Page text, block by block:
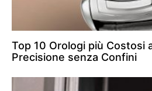
Top 10 Orologi più Costosi
Precisione senza Confini